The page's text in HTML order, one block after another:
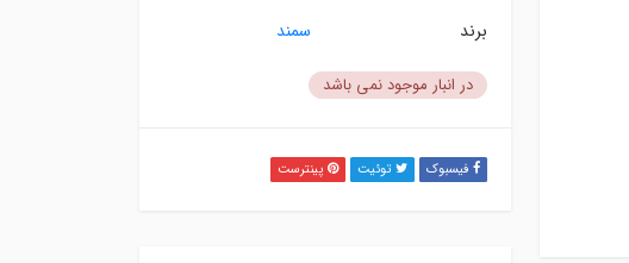
برند سمند
در انبار موجود نمی باشد
فیسبوک توئیت پینترست